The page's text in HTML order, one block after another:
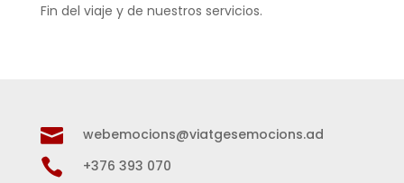
Fin del viaje y de nuestros servicios.
 webemocions@viatgesemocions.ad
 +376 393 070